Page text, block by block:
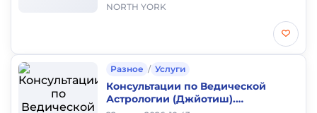
NORTH YORK
Разное / Услуги
Консультации по Ведической
Астрологии (Джйотиш).